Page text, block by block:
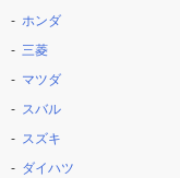
ホンダ
三菱
マツダ
スバル
スズキ
ダイハツ